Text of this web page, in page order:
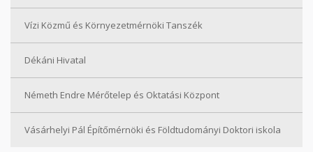
Vízi Közmű és Környezetmérnöki Tanszék
Dékáni Hivatal
Németh Endre Mérőtelep és Oktatási Központ
Vásárhelyi Pál Építőmérnöki és Földtudományi Doktori iskola